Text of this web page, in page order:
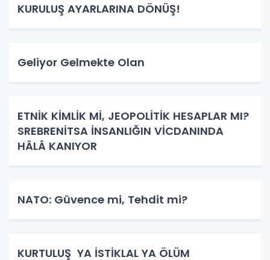
KURULUŞ AYARLARINA DÖNÜŞ!
Geliyor Gelmekte Olan
ETNİK KİMLİK Mİ, JEOPOLİTİK HESAPLAR MI?
SREBRENİTSA İNSANLIĞIN VİCDANINDA
HÂLÂ KANIYOR
NATO: Güvence mi, Tehdit mi?
KURTULUŞ YA İSTİKLAL YA ÖLÜM